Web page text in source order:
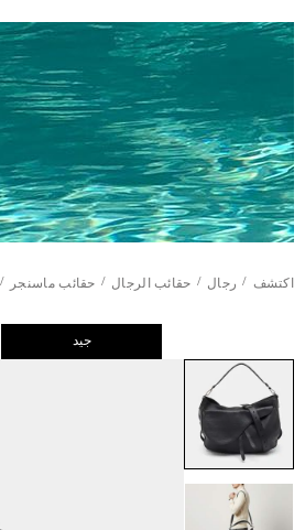
اكتشف / رجال / حقائب الرجال / حقائب ماسنجر /
جيد